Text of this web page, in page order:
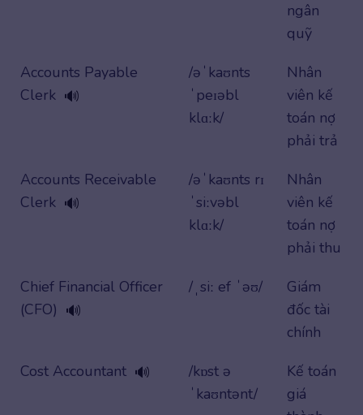
ngân
quỹ
Accounts Payable
Clerk 🔊
/əˈkaʊnts
ˈpeɪəbl
klɑːk/
Nhân
viên kế
toán nợ
phải trả
Accounts Receivable
Clerk 🔊
/əˈkaʊnts rɪ
ˈsiːvəbl
klɑːk/
Nhân
viên kế
toán nợ
phải thu
Chief Financial Officer
(CFO) 🔊
/ˌsiː ef ˈəʊ/
Giám
đốc tài
chính
Cost Accountant 🔊
/kɒst ə
ˈkaʊntənt/
Kế toán
giá